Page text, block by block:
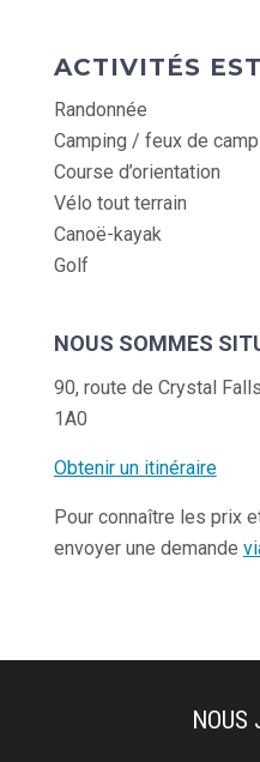
ACTIVITÉS
Randonnée
Camping / feux de camp
Course d’orientation
Vélo tout terrain
Canoë-kayak
Golf
NOUS SOMMES
90, route de Crystal
1A0
Obtenir un itinéraire
Pour connaître les prix
envoyer une demande
NOUS